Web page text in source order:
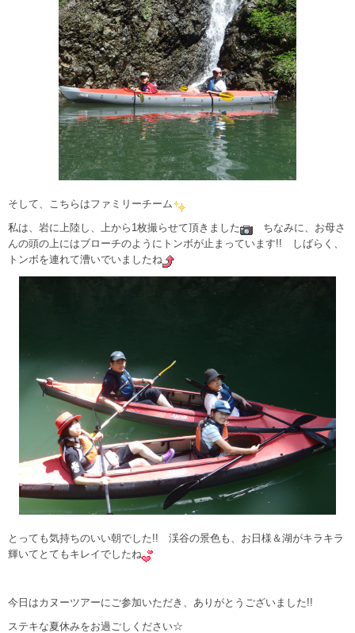
そして、こちらはファミリーチーム
私は、岩に上陸し、上から1枚撮らせて頂きました
ちなみに、お母さ
んの頭の上にはブローチのようにトンボが止まっています!! しばらく、
トンボを連れて漕いでいましたね
とっても気持ちのいい朝でした!! 渓谷の景色も、お日様＆湖がキラキラ
輝いてとてもキレイでしたね
今日はカヌーツアーにご参加いただき、ありがとうございました!!
ステキな夏休みをお過ごしください☆